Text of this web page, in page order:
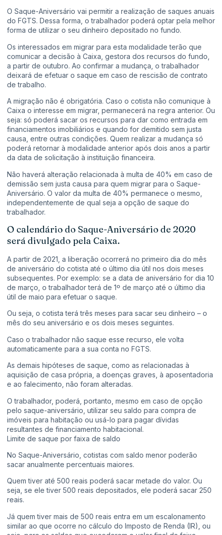
O Saque-Aniversário vai permitir a realização de saques anuais
do FGTS. Dessa forma, o trabalhador poderá optar pela melhor
forma de utilizar o seu dinheiro depositado no fundo.
Os interessados em migrar para esta modalidade terão que
comunicar a decisão à Caixa, gestora dos recursos do fundo,
a partir de outubro. Ao confirmar a mudança, o trabalhador
deixará de efetuar o saque em caso de rescisão de contrato
de trabalho.
A migração não é obrigatória. Caso o cotista não comunique à
Caixa o interesse em migrar, permanecerá na regra anterior. Ou
seja: só poderá sacar os recursos para dar como entrada em
financiamentos imobiliários e quando for demitido sem justa
causa, entre outras condições. Quem realizar a mudança só
poderá retornar à modalidade anterior após dois anos a partir
da data de solicitação à instituição financeira.
Não haverá alteração relacionada à multa de 40% em caso de
demissão sem justa causa para quem migrar para o Saque-
Aniversário. O valor da multa de 40% permanece o mesmo,
independentemente de qual seja a opção de saque do
trabalhador.
O calendário do Saque-Aniversário de 2020
será divulgado pela Caixa.
A partir de 2021, a liberação ocorrerá no primeiro dia do mês
de aniversário do cotista até o último dia útil nos dois meses
subsequentes. Por exemplo: se a data de aniversário for dia 10
de março, o trabalhador terá de 1º de março até o último dia
útil de maio para efetuar o saque.
Ou seja, o cotista terá três meses para sacar seu dinheiro – o
mês do seu aniversário e os dois meses seguintes.
Caso o trabalhador não saque esse recurso, ele volta
automaticamente para a sua conta no FGTS.
As demais hipóteses de saque, como as relacionadas à
aquisição de casa própria, a doenças graves, à aposentadoria
e ao falecimento, não foram alteradas.
O trabalhador, poderá, portanto, mesmo em caso de opção
pelo saque-aniversário, utilizar seu saldo para compra de
imóveis para habitação ou usá-lo para pagar dívidas
resultantes de financiamento habitacional.
Limite de saque por faixa de saldo
No Saque-Aniversário, cotistas com saldo menor poderão
sacar anualmente percentuais maiores.
Quem tiver até 500 reais poderá sacar metade do valor. Ou
seja, se ele tiver 500 reais depositados, ele poderá sacar 250
reais.
Já quem tiver mais de 500 reais entra em um escalonamento
similar ao que ocorre no cálculo do Imposto de Renda (IR), ou